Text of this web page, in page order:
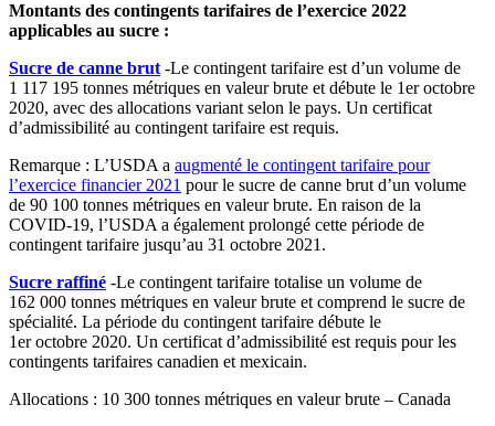
Montants des contingents tarifaires de l’exercice 2022
applicables au sucre :
Sucre de canne brut -Le contingent tarifaire est d’un volume de
1 117 195 tonnes métriques en valeur brute et débute le 1er octobre
2020, avec des allocations variantselon le pays. Un certificat
d’admissibilité au contingent tarifaire est requis.
Remarque : L’USDA a augmenté le contingent tarifaire pour
l’exercice financier 2021 pour le sucre de canne brut d’un volume
de 90 100 tonnes métriques en valeur brute. En raison de la
COVID-19, l’USDA a également prolongé cette période de
contingent tarifaire jusqu’au 31 octobre 2021.
Sucre raffiné -Le contingent tarifaire totalise un volume de
162 000 tonnes métriques en valeur brute et comprend le sucre de
spécialité. La période du contingent tarifaire débute le
1er octobre 2020. Un certificat d’admissibilité est requis pour les
contingents tarifaires canadien et mexicain.
Allocations : 10 300 tonnes métriques en valeur brute – Canada